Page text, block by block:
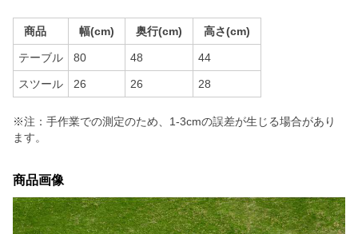
商品 幅(cm) 奥行(cm) 高さ(cm)
テーブル 80 48 44
スツール 26 26 28
※注：手作業での測定のため、1-3cmの誤差が生じる場合があり
ます。
商品画像